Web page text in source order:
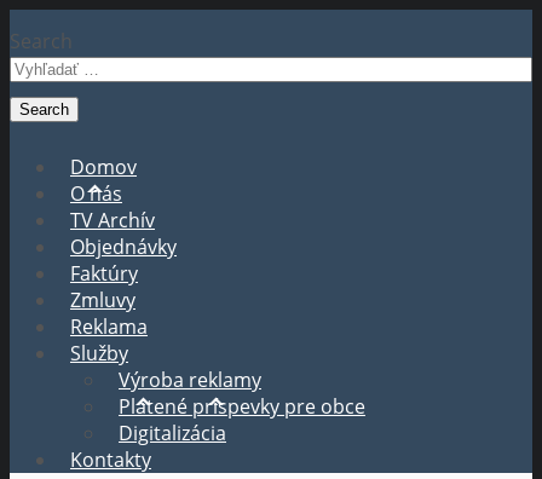
Search
Domov
O nás
TV Archív
Objednávky
Faktúry
Zmluvy
Reklama
Služby
Výroba reklamy
Platené príspevky pre obce
Digitalizácia
Kontakty